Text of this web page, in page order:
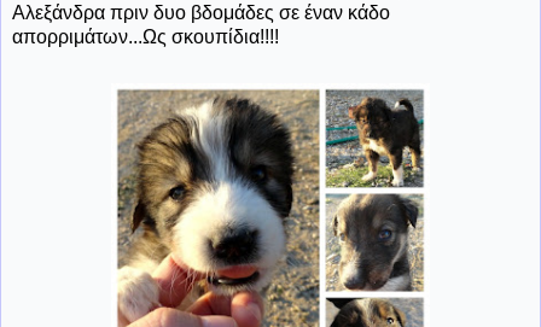
Αλεξάνδρα πριν δυο βδομάδες σε έναν κάδο
απορριμάτων...Ως σκουπίδια!!!!